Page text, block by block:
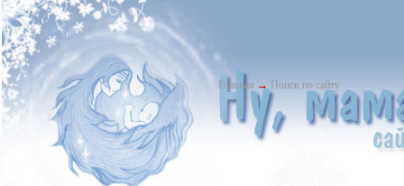
Главная → Поиск по сайту